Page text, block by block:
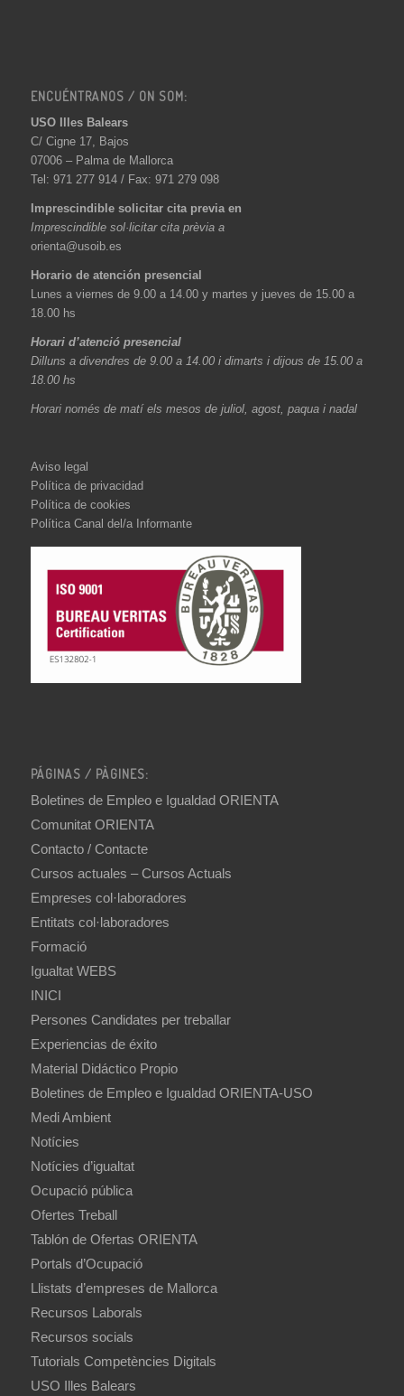
ENCUÉNTRANOS / ON SOM:
USO Illes Balears
C/ Cigne 17, Bajos
07006 – Palma de Mallorca
Tel: 971 277 914 / Fax: 971 279 098
Imprescindible solicitar cita previa en
Imprescindible sol·licitar cita prèvia a
orienta@usoib.es
Horario de atención presencial
Lunes a viernes de 9.00 a 14.00 y martes y jueves de 15.00 a
18.00 hs
Horari d’atenció presencial
Dilluns a divendres de 9.00 a 14.00 i dimarts i dijous de 15.00 a
18.00 hs
Horari només de matí els mesos de juliol, agost, paqua i nadal
Aviso legal
Política de privacidad
Política de cookies
Política Canal del/a Informante
PÁGINAS / PÀGINES:
Boletines de Empleo e Igualdad ORIENTA
Comunitat ORIENTA
Contacto / Contacte
Cursos actuales – Cursos Actuals
Empreses col·laboradores
Entitats col·laboradores
Formació
Igualtat WEBS
INICI
Persones Candidates per treballar
Experiencias de éxito
Material Didáctico Propio
Boletines de Empleo e Igualdad ORIENTA-USO
Medi Ambient
Notícies
Notícies d’igualtat
Ocupació pública
Ofertes Treball
Tablón de Ofertas ORIENTA
Portals d’Ocupació
Llistats d’empreses de Mallorca
Recursos Laborals
Recursos socials
Tutorials Competències Digitals
USO Illes Balears